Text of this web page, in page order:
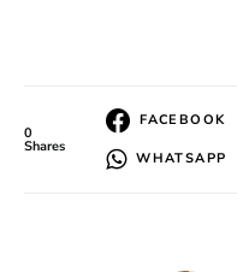
0
Shares
FACEBOOK
WHATSAPP